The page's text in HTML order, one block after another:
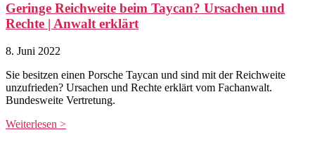
Geringe Reichweite beim Taycan? Ursachen und
Rechte | Anwalt erklärt
8. Juni 2022
Sie besitzen einen Porsche Taycan und sind mit der Reichweite
unzufrieden? Ursachen und Rechte erklärt vom Fachanwalt.
Bundesweite Vertretung.
Weiterlesen >